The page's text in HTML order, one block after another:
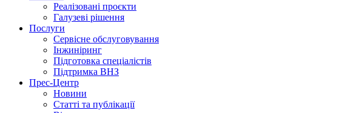
Реалізовані проєкти
Галузеві рішення
Послуги
Сервісне обслуговування
Інжиніринг
Підготовка спеціалістів
Підтримка ВНЗ
Прес-Центр
Новини
Статті та публікації